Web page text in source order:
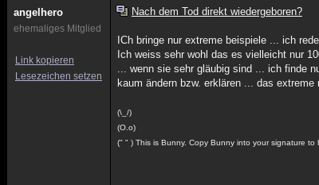
angelhero
ehemaliges Mitglied
Link kopieren
Lesezeichen setzen
Nach dem Tod direkt wiedergeboren?
ICh bringe nur extreme beispiele ... ich
Ich weiss sehr wohl das es vielleicht nur
... wenn sie sehr gläubig sind ... ich finde
kaum ändern bzw. erklären ... das
(\_/)
(O.o)
(" " ) This is Bunny. Copy Bunny into your signature